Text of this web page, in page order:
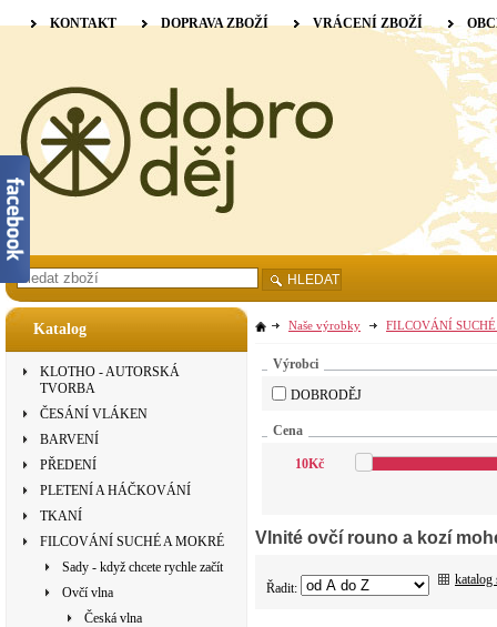
Katalog
KLOTHO - AUTORSKÁ
TVORBA
ČESÁNÍ VLÁKEN
BARVENÍ
PŘEDENÍ
PLETENÍ A HÁČKOVÁNÍ
TKANÍ
FILCOVÁNÍ SUCHÉ A MOKRÉ
Sady - když chcete rychle začít
Ovčí vlna
Česká vlna
Naše výrobky FILCOVÁNÍ
Výrobci
DOBRODĚJ
Cena
10Kč
Vlnité ovčí rouno a kozí
Řadit:
katalog
KONTAKT DOPRAVA ZBOŽÍ VRÁCENÍ ZBOŽÍ
HLEDAT